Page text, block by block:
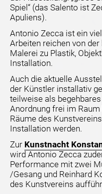
Spiel“ (das Salento ist
Apuliens).
Antonio Zecca ist ein
Arbeiten reichen von
Malerei zu Plastik,
Installation.
Auch die aktuelle
der Künstler installativ
teilweise als
Anordnung frei im Raum
Räume des
Installation werden.
Zur Kunstnacht
wird Antonio Zecca
Performance mit zwei
/Gesang und Reinhard
des Kunstvereins